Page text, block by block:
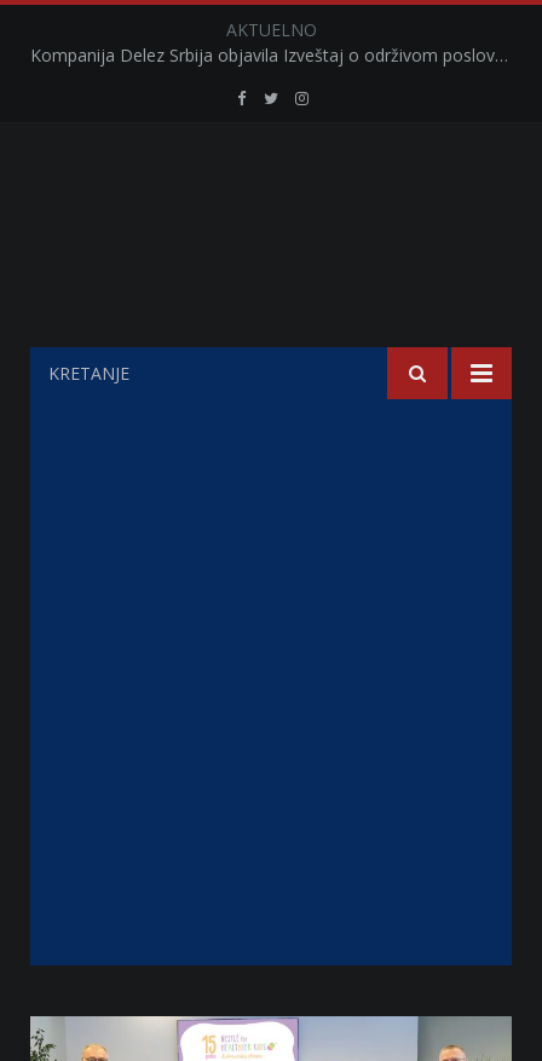
AKTUELNO
Kompanija Delez Srbija objavila Izveštaj o održivom poslovanju za 2025. godinu Briga o zajednici kroz program „Hrana za sve“ i edukaciju učenika
RetailRetailRetail
KRETANJE